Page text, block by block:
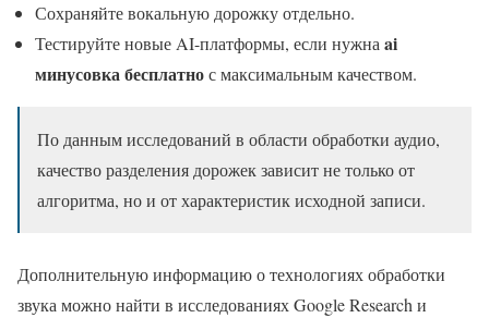
Сохраняйте вокальную дорожку отдельно.
Тестируйте новые AI-платформы, если нужнаai
минусовка бесплатнос максимальным качеством.
По данным исследований в области обработки аудио,
качество разделения дорожек зависит не только от
алгоритма, но и от характеристик исходной записи.
Дополнительную информацию о технологиях обработки
звука можно найти в исследованиях Google Research и